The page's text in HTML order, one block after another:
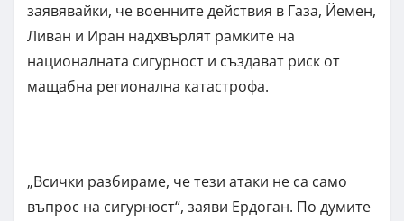
заявявайки, че военните действия в Газа, Йемен,
Ливан и Иран надхвърлят рамките на
националната сигурност и създават риск от
мащабна регионална катастрофа.
„Всички разбираме, че тези атаки не са само
въпрос на сигурност“, заяви Ердоган. По думите